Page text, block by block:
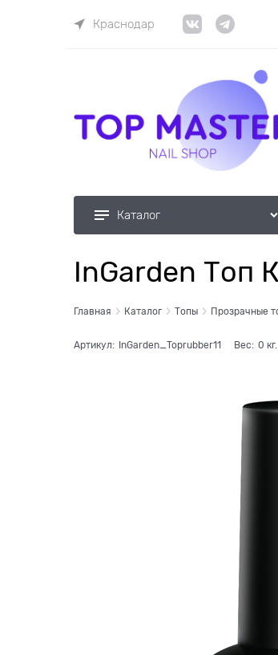
Краснодар
Каталог
InGarden Топ
Главная Каталог Топы Прозрачные
Артикул: InGarden_Toprubber11 Вес: 0 кг.